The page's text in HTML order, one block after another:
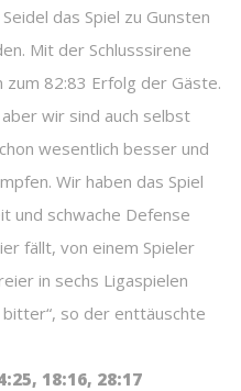
das Spiel zu Gunsten
Mit der Schlusssirene
zum 82:83 Erfolg der Gäste.
wir sind auch selbst
wesentlich besser und
Wir haben das Spiel
und schwache Defense
fällt, von einem Spieler
in sechs Ligaspielen
so der enttäuschte
18:16, 28:17